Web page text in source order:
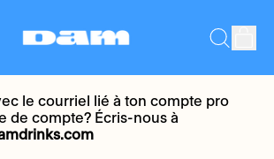
Search
site
le courriel lié à ton compte pro
de compte? Écris-nous à